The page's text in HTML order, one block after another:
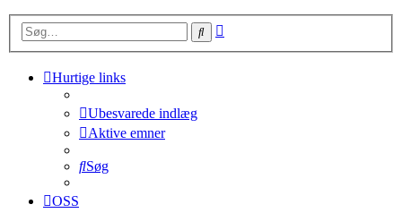
Søg
Hurtige links
Ubesvarede indlæg
Aktive emner
Søg
OSS